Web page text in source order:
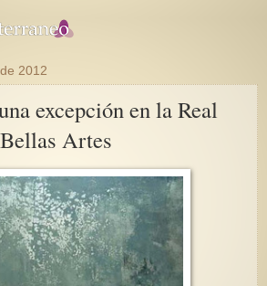
2012
excepción en la Real
Artes